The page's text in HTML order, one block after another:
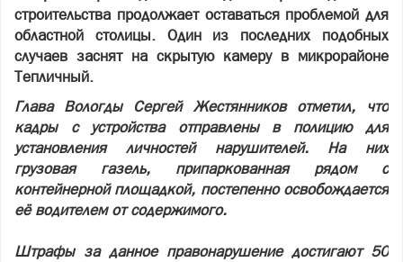
строительства продолжает оставаться проблемой для
областной столицы. Один из последних подобных
случаев заснят на скрытую камеру в микрорайоне
Тепличный.
Глава Вологды Сергей Жестянников отметил, что
кадры с устройства отправлены в полицию для
установления личностей нарушителей. На них
грузовая газель, припаркованная рядом с
контейнерной площадкой, постепенно освобождается
её водителем от содержимого.
Штрафы за данное правонарушение достигают 50